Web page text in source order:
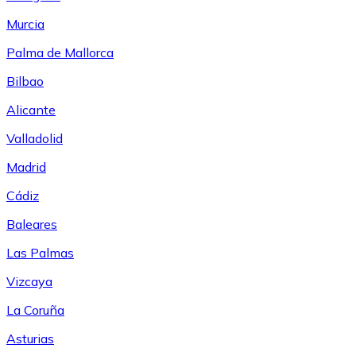
Murcia
Palma de Mallorca
Bilbao
Alicante
Valladolid
Madrid
Cádiz
Baleares
Las Palmas
Vizcaya
La Coruña
Asturias